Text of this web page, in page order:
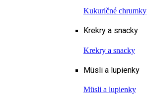
Kukuričné chrumky
Krekry a snacky
Krekry a snacky
Müsli a lupienky
Müsli a lupienky